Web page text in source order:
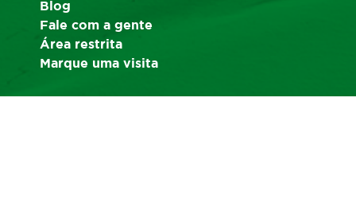
Blog
Fale com a gente
Área restrita
Marque uma visita